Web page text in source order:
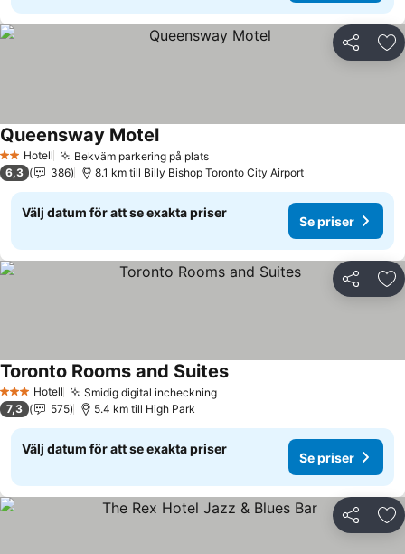
Dela
2 Stjärnor
Hotell Bekväm parkering på plats
Queensway Motel
6,3 386 8.1 km till Billy Bishop Toronto City Airport
Välj datum för att se exakta priser
Se priser
Dela
3 StjärnorHotell Smidig digital incheckning
Toronto Rooms and Suites
7,3 575 5.4 km till High Park
Välj datum för att se exakta priser
Se priser
Dela